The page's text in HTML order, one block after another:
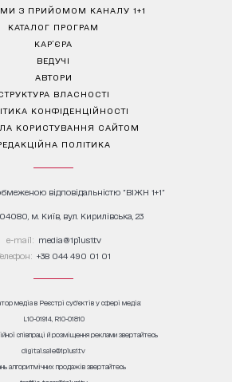
З ПРИЙОМОМ КАНАЛУ 1+1
КАТАЛОГ ПРОГРАМ
КАР’ЄРА
ВЕДУЧІ
АВТОРИ
ВЛАСНОСТІ
КОНФІДЕНЦІЙНОСТІ
КОРИСТУВАННЯ САЙТОМ
ПОЛІТИКА
відповідальністю "ВІЖН 1+1"
м. Київ, вул. Кирилівська, 23
е-mail: media@1plus1.tv
+38 044 490 01 01
медіа в Реєстрі суб’єктів у сфері медіа:
L10-01914, R10-01810
співпраці й розміщення реклами звертайтесь
digital.sale@1plus1.tv
алгоритмічних продажів звертайтесь